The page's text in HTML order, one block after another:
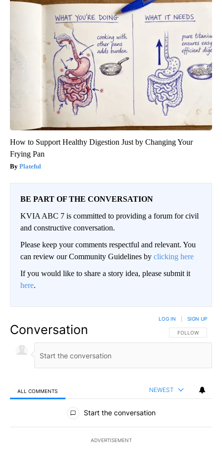
How to Support Healthy Digestion Just by Changing Your
Frying Pan
Plateful
BE PART OF THE CONVERSATION
KVIA ABC 7 is committed to providing a forum for civil
and constructive conversation.
Please keep your comments respectful and relevant. You
can review our Community Guidelines by clicking here
If you would like to share a story idea, please submit it
here.
Conversation FOLLOW THIS
FOLLOW
LOG IN SIGN UP
ALL COMMENTS NEWEST
All Comments
Start the conversation
ADVERTISEMENT